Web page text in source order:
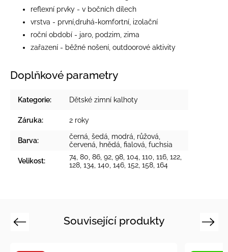
reflexní prvky - v bočních dílech
vrstva - první,druhá-komfortní, izolační
roční období - jaro, podzim, zima
zařazení - běžné nošení, outdoorové aktivity
Doplňkové parametry
Kategorie: Dětské zimní kalhoty
Záruka: 2 roky
Barva: černá šedá modrá růžová
červená
hnědá fialová fuchsia
Velikost:
74, 80, 86, 92, 98, 104, 110, 116, 122,
128, 134, 140, 146, 152, 158, 164
Související produkty
Previous Next